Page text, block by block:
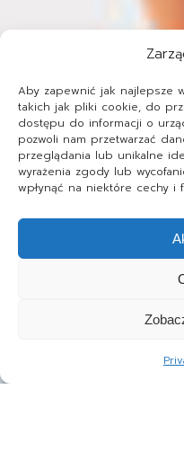
Aby zapewnić jak najlepsze
takich jak pliki cookie, do
dostępu do informacji o
pozwoli nam przetwarzać
przeglądania lub unikalne
wyrażenia zgody lub
wpłynąć na niektóre cechy i